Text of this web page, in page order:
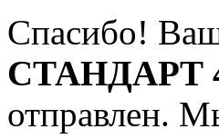
Спасибо!
СТАНДАРТ
отправлен.